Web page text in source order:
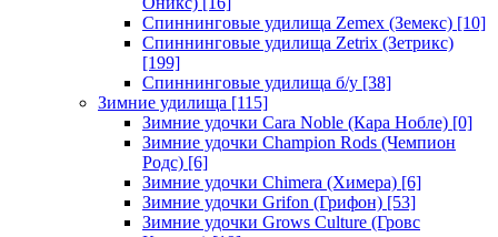
Спиннинговые удилища Zemex (Земекс) [10]
Спиннинговые удилища Zetrix (Зетрикс)
[199]
Спиннинговые удилища б/у [38]
Зимние удилища [115]
Зимние удочки Cara Noble (Кара Нобле) [0]
Зимние удочки Champion Rods (Чемпион
Родс) [6]
Зимние удочки Chimera (Химера) [6]
Зимние удочки Grifon (Грифон) [53]
Зимние удочки Grows Culture (Гровс